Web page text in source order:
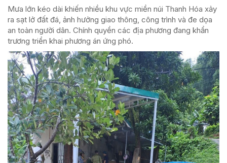
Mưa lớn kéo dài khiến nhiều khu vực miền núi Thanh Hóa xảy
ra sạt lở đất đá, ảnh hưởng giao thông, công trình và đe dọa
an toàn người dân. Chính quyền các địa phương đang khẩn
trương triển khai phương án ứng phó.